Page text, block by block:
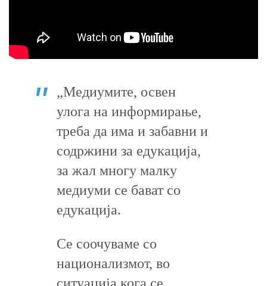
„Медиумите, освен
улога на информирање,
треба да има и забавни и
содржини за едукација,
за жал многу малку
медиуми се бават со
едукација.
Се соочуваме со
национализмот, во